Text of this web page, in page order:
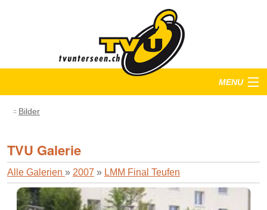
MENU
Anlässe
Verein
Bilder
TVU Galerie
Alle Galerien » 2007 » LMM Final Teufen